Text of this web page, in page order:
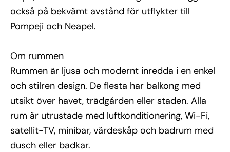
också på bekvämt avstånd för utflykter till
Pompeji och Neapel.
Om rummen
Rummen är ljusa och modernt inredda i en enkel
och stilren design. De flesta har balkong med
utsikt över havet, trädgården eller staden. Alla
rum är utrustade med luftkonditionering, Wi-Fi,
satellit-TV, minibar, värdeskåp och badrum med
dusch eller badkar.